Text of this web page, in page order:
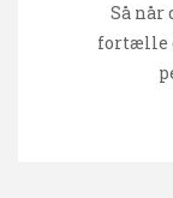
Så når
fortælle